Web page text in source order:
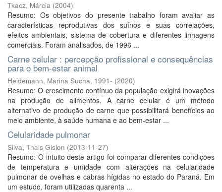
Tkacz, Márcia (2004)
Resumo: Os objetivos do presente trabalho foram avaliar as
características reprodutivas dos suínos e suas correlações,
efeitos ambientais, sistema de cobertura e diferentes linhagens
comerciais. Foram analisados, de 1996 ...
Carne celular : percepção profissional e consequências
para o bem-estar animal
Heidemann, Marina Sucha, 1991- (2020)
Resumo: O crescimento contínuo da população exigirá inovações
na produção de alimentos. A carne celular é um método
alternativo de produção de carne que possibilitará benefícios ao
meio ambiente, à saúde humana e ao bem-estar ...
Celularidade pulmonar
Silva, Thais Gislon (2013-11-27)
Resumo: O intuito deste artigo foi comparar diferentes condições
de temperatura e umidade com alterações na celularidade
pulmonar de ovelhas e cabras hígidas no estado do Paraná. Em
um estudo, foram utilizadas quarenta ...